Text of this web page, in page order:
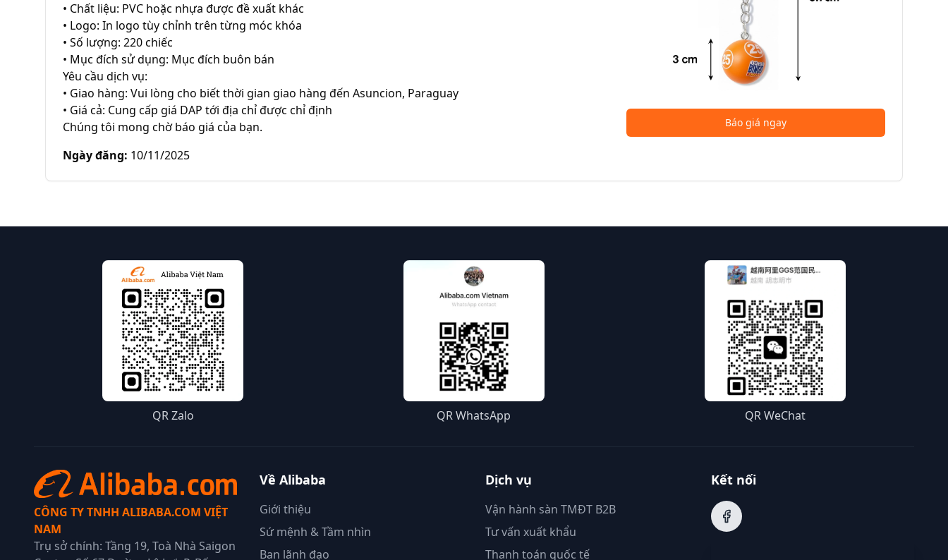
• Chất liệu: PVC hoặc nhựa được đề xuất khác
• Logo: In logo tùy chỉnh trên từng móc khóa
• Số lượng: 220 chiếc
• Mục đích sử dụng: Mục đích buôn bán
Yêu cầu dịch vụ:
• Giao hàng: Vui lòng cho biết thời gian giao hàng đến Asuncion, Paraguay
• Giá cả: Cung cấp giá DAP tới địa chỉ được chỉ định
Chúng tôi mong chờ báo giá của bạn.
Ngày đăng: 10/11/2025
Báo giá ngay
QR Zalo QR WhatsApp QR WeChat
CÔNG TY TNHH ALIBABA.COM VIỆT
NAM
Trụ sở chính: Tầng 19, Toà Nhà Saigon
Về Alibaba
Giới thiệu
Sứ mệnh & Tầm nhìn
Ban lãnh đạo
Dịch vụ
Vận hành sàn TMĐT B2B
Tư vấn xuất khẩu
Thanh toán quốc tế
Kết nối